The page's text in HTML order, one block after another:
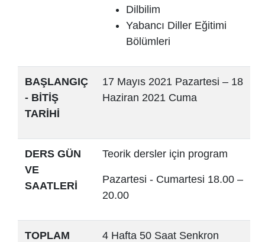
Dilbilim
Yabancı Diller Eğitimi
Bölümleri
BAŞLANGIÇ
- BİTİŞ
TARİHİ
17 Mayıs 2021 Pazartesi – 18
Haziran 2021 Cuma
DERS GÜN
VE
SAATLERİ
Teorik dersler için program
Pazartesi - Cumartesi 18.00 –
20.00
TOPLAM
4 Hafta 50 Saat Senkron